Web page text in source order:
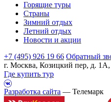
Горящие туры
Страны
Зимний отдых
Летний отдых
Новости и акции
+7 (495) 926 19 66 Обратный
г. Москва, Козицкий пер, д.
Где купить тур
Разработка сайта — Телемарк